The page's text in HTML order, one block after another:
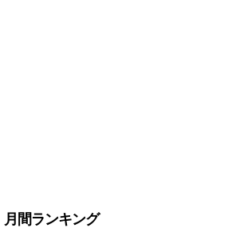
月間ランキング